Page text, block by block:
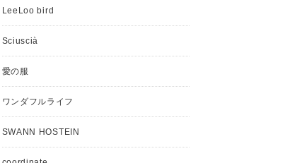
LeeLoo bird
Sciuscià
愛の服
ワンダフルライフ
SWANN HOSTEIN